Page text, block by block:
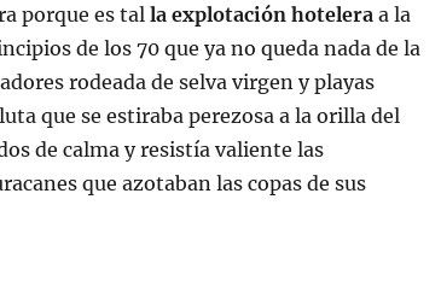
porque es talla explotación hoteleraa la
de los 70 que ya no queda nada de la
rodeada de selva virgen y playas
que se estiraba perezosa a la orilla del
de calma y resistía valiente las
que azotaban las copas de sus
estuve en Cancún y regresé para contártelo I»